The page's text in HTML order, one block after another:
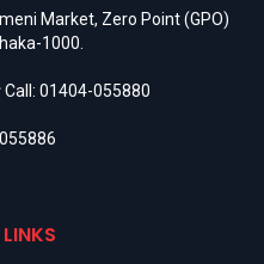
Market, Zero Point (GPO)
1000.
01404-055880